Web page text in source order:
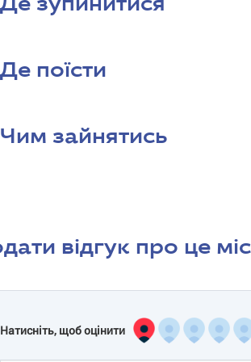
Де зупинитися
Де поїсти
Чим зайнятись
відгук про це
Натисніть, щоб оцінити